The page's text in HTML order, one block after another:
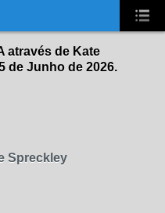
através de Kate
de Junho de 2026.
Spreckley